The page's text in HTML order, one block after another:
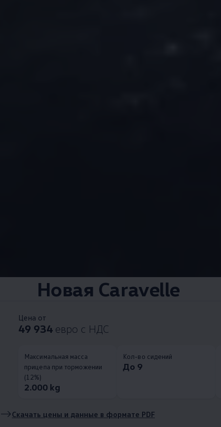
Новая Caravelle
Цена от
49 934 евро с НДС
Максимальная масса
прицепа при торможении
(12%)
2.000 kg
Кол-во сидений
До 9
Скачать цены и данные в формате PDF